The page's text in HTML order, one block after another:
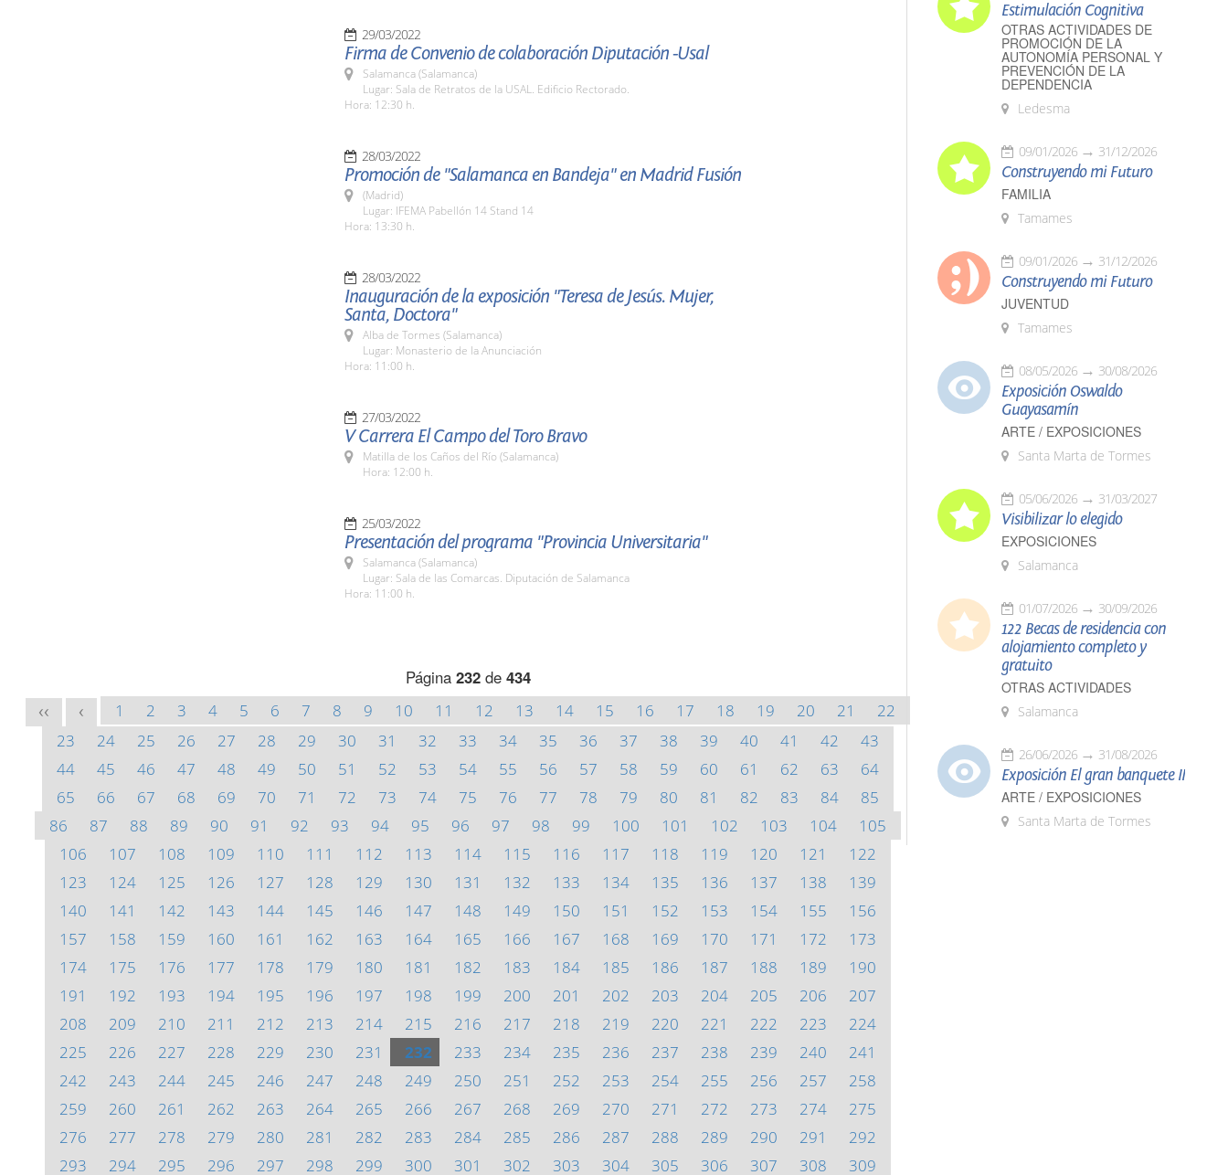
29/03/2022
Firma de Convenio de colaboración Diputación -Usal
Salamanca (Salamanca)
Lugar: Sala de Retratos de la USAL. Edificio Rectorado.
Hora: 12:30 h.
28/03/2022
Promoción de "Salamanca en Bandeja" en Madrid Fusión
(Madrid)
Lugar: IFEMA Pabellón 14 Stand 14
Hora: 13:30 h.
28/03/2022
Inauguración de la exposición "Teresa de Jesús. Mujer,
Santa, Doctora"
Alba de Tormes (Salamanca)
Lugar: Monasterio de la Anunciación
Hora: 11:00 h.
27/03/2022
V Carrera El Campo del Toro Bravo
Matilla de los Caños del Río (Salamanca)
Hora: 12:00 h.
25/03/2022
Presentación del programa "Provincia Universitaria"
Salamanca (Salamanca)
Lugar: Sala de las Comarcas. Diputación de Salamanca
Hora: 11:00 h.
Página 232de 434
<< < 1 2 3 4 5 6 7 8 9 10 11 12 13 14 15 16 17 18 19 20 21
22
23
24 25 26 27 28 29 30 31 32 33 34 35 36 37 38 39 40 41 42
43
44
45 46 47 48 49 50 51 52 53 54 55 56 57 58 59 60 61 62 63
64
65
66 67 68 69 70 71 72 73 74 75 76 77 78 79 80 81 82 83 84
85
86
87 88 89 90 91 92 93 94 95 96 97 98 99 100 101 102 103 104
105
106
107 108 109 110 111 112 113 114 115 116 117 118 119 120 121
122
123
124 125 126 127 128 129 130 131 132 133 134 135 136 137 138
139
140
141 142 143 144 145 146 147 148 149 150 151 152 153 154 155
156
157
158 159 160 161 162 163 164 165 166 167 168 169 170 171 172
173
174
175 176 177 178 179 180 181 182 183 184 185 186 187 188 189
190
191
192 193 194 195 196 197 198 199 200 201 202 203 204 205 206
207
208
209 210 211 212 213 214 215 216 217 218 219 220 221 222 223
224
225
226 227 228 229 230 231 232 233 234 235 236 237 238 239 240
241
242
243 244 245 246 247 248 249 250 251 252 253 254 255 256 257
258
259
260 261 262 263 264 265 266 267 268 269 270 271 272 273 274
275
276
277 278 279 280 281 282 283 284 285 286 287 288 289 290 291
292
293
294 295 296 297 298 299 300 301 302 303 304 305 306 307 308 309
Estimulación Cognitiva
OTRAS ACTIVIDADES DE
PROMOCIÓN DE LA
AUTONOMÍA PERSONAL Y
PREVENCIÓN DE LA
DEPENDENCIA
Ledesma
09/01/2026 31/12/2026
Construyendo mi Futuro
FAMILIA
Tamames
09/01/2026 31/12/2026
Construyendo mi Futuro
JUVENTUD
Tamames
08/05/2026 30/08/2026
Exposición Oswaldo
Guayasamín
ARTE / EXPOSICIONES
Santa Marta de Tormes
05/06/2026 31/03/2027
Visibilizar lo elegido
EXPOSICIONES
Salamanca
01/07/2026 30/09/2026
122 Becas de residencia con
alojamiento completo y
gratuito
OTRAS ACTIVIDADES
Salamanca
26/06/2026 31/08/2026
Exposición El gran banquete II
ARTE / EXPOSICIONES
Santa Marta de Tormes